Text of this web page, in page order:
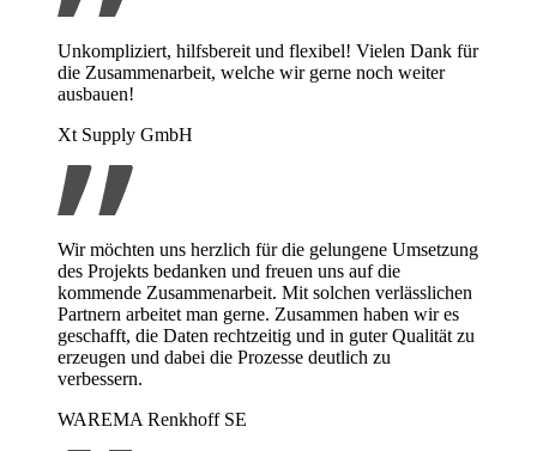
Unkompliziert, hilfsbereit und flexibel! Vielen Dank für
die Zusammenarbeit, welche wir gerne noch weiter
ausbauen!
Xt Supply GmbH
Wir möchten uns herzlich für die gelungene Umsetzung
des Projekts bedanken und freuen uns auf die
kommende Zusammenarbeit. Mit solchen verlässlichen
Partnern arbeitet man gerne. Zusammen haben wir es
geschafft, die Daten rechtzeitig und in guter Qualität zu
erzeugen und dabei die Prozesse deutlich zu
verbessern.
WAREMA Renkhoff SE